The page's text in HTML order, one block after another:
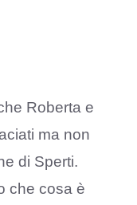
Roberta e
ma non
di Sperti.
che cosa è